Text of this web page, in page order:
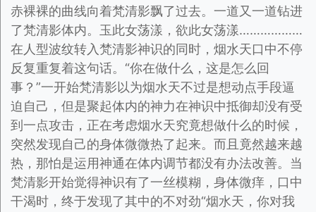
赤裸裸的曲线向着梵清影飘了过去。一道又一道钻进
了梵清影体内。玉此女荡漾，欲此女荡漾………………
在人型波纹转入梵清影神识的同时，烟水天口中不停
反复重复着这句话。“你在做什么，这是怎么回
事？”一开始梵清影以为烟水天不过是想动点手段逼
迫自己，但是聚起体内的神力在神识中抵御却没有受
到一点攻击，正在考虑烟水天究竟想做什么的时候，
突然发现自己的身体微微热了起来。而且竟然越来越
热，那怕是运用神通在体内调节都没有办法改善。当
梵清影开始觉得神识有了一丝模糊，身体微痒，口中
干渴时，终于发现了其中的不对劲“烟水天，你对我